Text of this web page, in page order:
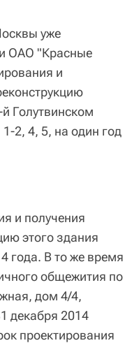
уже
ОАО "Красные
и
Голутвинском
2, 4, 5, на один год
и получения
этого здания
года. В то же время
общежития по
дом 4/4,
декабря 2014
проектирования